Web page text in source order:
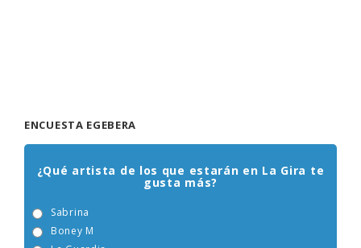
ENCUESTA EGEBERA
¿Qué artista de los que estarán en La Gira te
gusta más?
Sabrina
Boney M